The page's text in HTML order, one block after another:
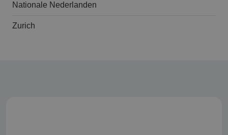
Nationale Nederlanden
Zurich